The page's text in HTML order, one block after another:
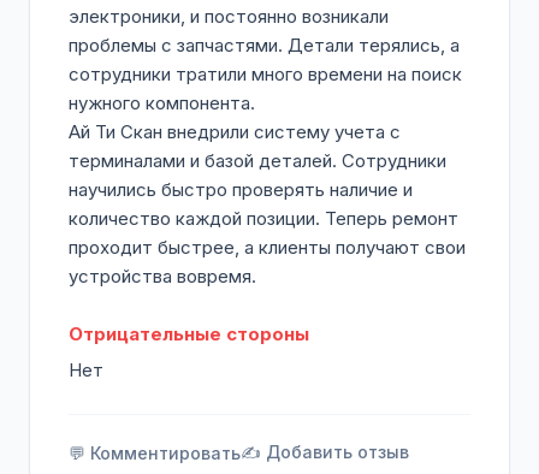
электроники, и постоянно возникали
проблемы с запчастями. Детали терялись, а
сотрудники тратили много времени на поиск
нужного компонента.
Ай Ти Скан внедрили систему учета с
терминалами и базой деталей. Сотрудники
научились быстро проверять наличие и
количество каждой позиции. Теперь ремонт
проходит быстрее, а клиенты получают свои
устройства вовремя.
Отрицательные стороны
Нет
💬 Комментировать✍️ Добавить отзыв